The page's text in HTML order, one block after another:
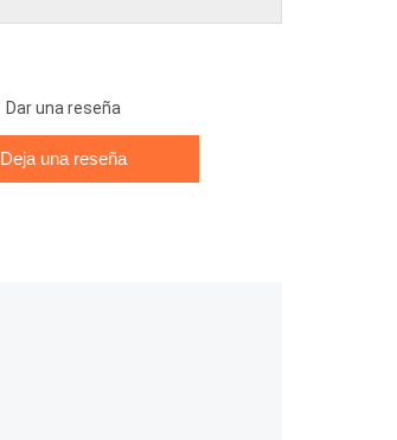
Dar una reseña
Deja una reseña